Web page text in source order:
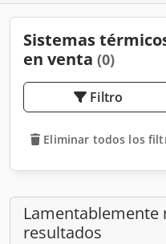
Sistemas
en venta (0)
Filtro
Eliminar todos los
Lamentablemente
resultados